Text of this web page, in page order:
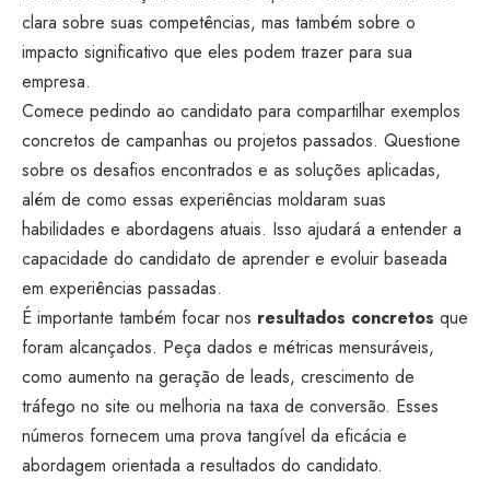
clara sobre suas competências, mas também sobre o
impacto significativo que eles podem trazer para sua
empresa.
Comece pedindo ao candidato para compartilhar exemplos
concretos de campanhas ou projetos passados. Questione
sobre os desafios encontrados e as soluções aplicadas,
além de como essas experiências moldaram suas
habilidades e abordagens atuais. Isso ajudará a entender a
capacidade do candidato de aprender e evoluir baseada
em experiências passadas.
É importante também focar nos resultados concretos que
foram alcançados. Peça dados e métricas mensuráveis,
como aumento na geração de leads, crescimento de
tráfego no site ou melhoria na taxa de conversão. Esses
números fornecem uma prova tangível da eficácia e
abordagem orientada a resultados do candidato.